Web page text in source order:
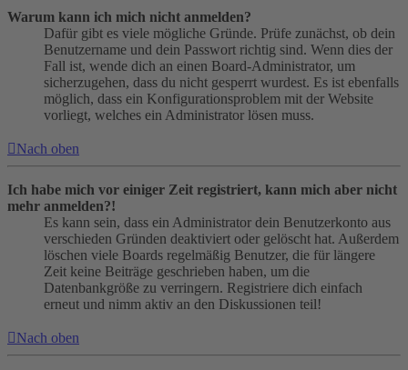
Warum kann ich mich nicht anmelden?
Dafür gibt es viele mögliche Gründe. Prüfe zunächst, ob dein
Benutzername und dein Passwort richtig sind. Wenn dies der
Fall ist, wende dich an einen Board-Administrator, um
sicherzugehen, dass du nicht gesperrt wurdest. Es ist ebenfalls
möglich, dass ein Konfigurationsproblem mit der Website
vorliegt, welches ein Administrator lösen muss.
Nach oben
Ich habe mich vor einiger Zeit registriert, kann mich aber nicht
mehr anmelden?!
Es kann sein, dass ein Administrator dein Benutzerkonto aus
verschieden Gründen deaktiviert oder gelöscht hat. Außerdem
löschen viele Boards regelmäßig Benutzer, die für längere
Zeit keine Beiträge geschrieben haben, um die
Datenbankgröße zu verringern. Registriere dich einfach
erneut und nimm aktiv an den Diskussionen teil!
Nach oben